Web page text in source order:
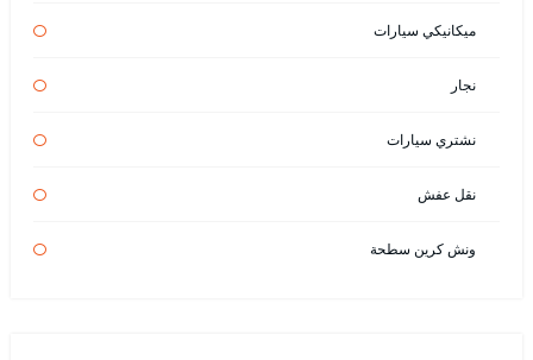
ميكانيكي سيارات
نجار
نشتري سيارات
نقل عفش
ونش كرين سطحة